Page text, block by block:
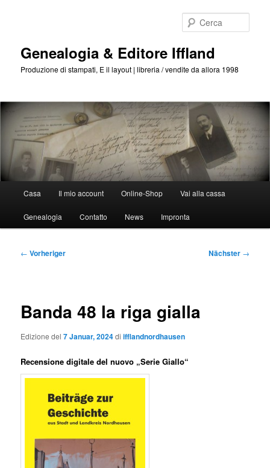
Genealogia & Editore Iffland
Produzione di stampati, E il layout | libreria / vendite da allora 1998
Casa Il mio account Online-Shop Vai alla cassa
Genealogia Contatto News Impronta
Posta
← Vorheriger Nächster →
Banda 48 la riga gialla
Edizione del7 Januar, 2024diifflandnordhausen
Recensione digitale del nuovo „Serie Giallo“